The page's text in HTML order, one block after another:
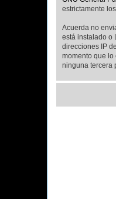
estrictamente
Acuerda no
está instalado o
direcciones IP
momento que lo
ninguna tercera